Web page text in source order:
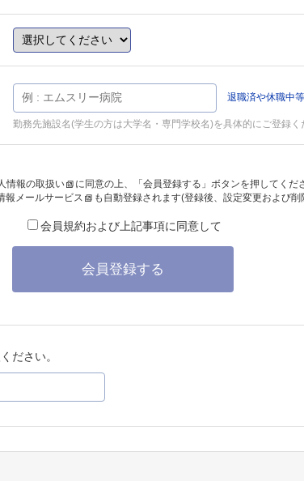
退職済や休職中
勤務先施設名(学生の方は大学名・専門学校名)を具体的にご登録く
情報の取扱い
に同意の上、「会員登録する」ボタンを押してくだ
報メールサービス も自動登録されます(登録後、設定変更および
会員規約および上記事項に同意して
会員登録する
ださい。